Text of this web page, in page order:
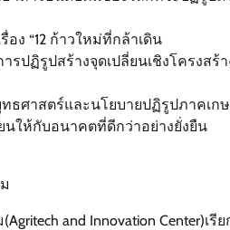
ง “12 ก้าวใหม่ที่กล้าเดิน
ปฏิรูปสร้างจุดเปลี่ยนเชิงโครงส
ธศาสตร์และนโยบายปฏิรูปภาคเ
นให้กับอนาคตที่ดีกว่าอย่างยั่งยืน
and Innovation Center)เ